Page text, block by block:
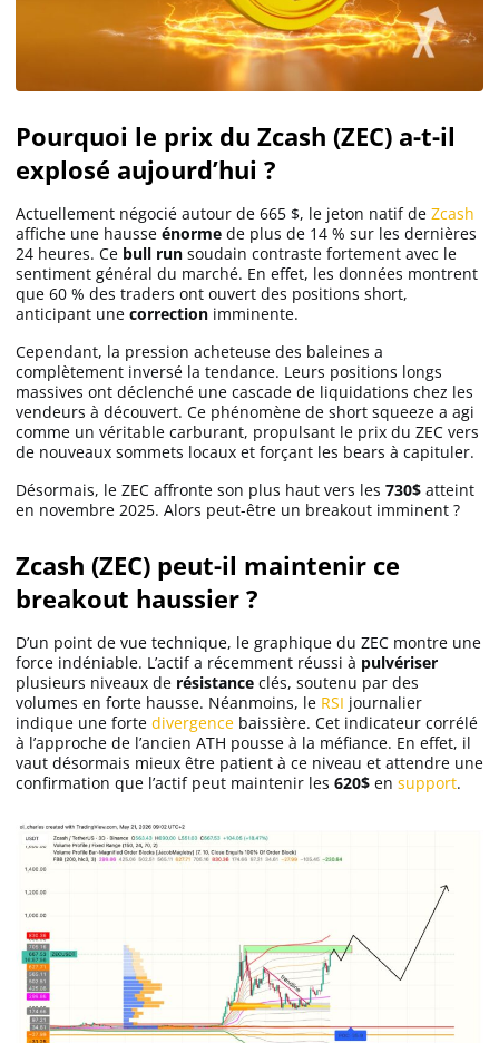
Pourquoi le prix du Zcash (ZEC) a-t-il
explosé aujourd’hui ?
Actuellement négocié autour de 665 $, le jeton natif de Zcash
affiche une hausse énorme de plus de 14 % sur les dernières
24 heures. Ce bull run soudain contraste fortement avec le
sentiment général du marché. En effet, les données montrent
que 60 % des traders ont ouvert des positions short,
anticipant une correction imminente.
Cependant, la pression acheteuse des baleines a
complètement inversé la tendance. Leurs positions longs
massives ont déclenché une cascade de liquidations chez les
vendeurs à découvert. Ce phénomène de short squeeze a agi
comme un véritable carburant, propulsant le prix du ZEC vers
de nouveaux sommets locaux et forçant les bears à capituler.
Désormais, le ZEC affronte son plus haut vers les 730$ atteint
en novembre 2025. Alors peut-être un breakout imminent ?
Zcash (ZEC) peut-il maintenir ce
breakout haussier ?
D’un point de vue technique, le graphique du ZEC montre une
force indéniable. L’actif a récemment réussi à pulvériser
plusieurs niveaux de résistance clés, soutenu par des
volumes en forte hausse. Néanmoins, le RSI journalier
indique une forte divergence baissière. Cet indicateur corrélé
à l’approche de l’ancien ATH pousse à la méfiance. En effet, il
vaut désormais mieux être patient à ce niveau et attendre une
confirmation que l’actif peut maintenir les 620$ en support.